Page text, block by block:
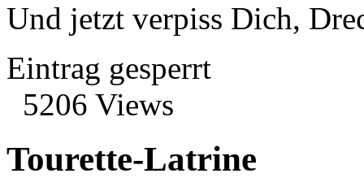
Und jetzt verpiss Dich,
Eintrag gesperrt
5206 Views
Tourette-Latrine